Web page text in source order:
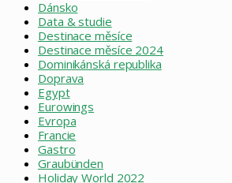
Dánsko
Data & studie
Destinace měsíce
Destinace měsíce 2024
Dominikánská republika
Doprava
Egypt
Eurowings
Evropa
Francie
Gastro
Graubünden
Holiday World 2022